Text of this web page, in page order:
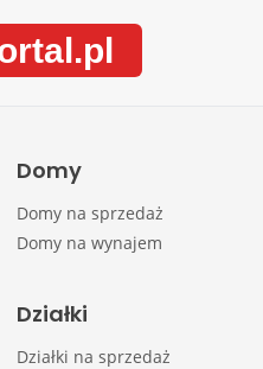
Domy
Domy na sprzedaż
Domy na wynajem
Działki
Działki na sprzedaż